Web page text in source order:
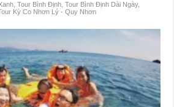
,Tour Bình Định,Tour Bình Định Dài Ngày,
Kỳ Co Nhơn Lý - Quy Nhơn